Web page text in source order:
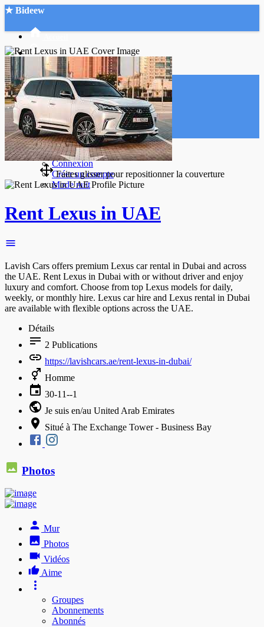
★ Bideew
Recherche Avancée
Mon compte
Connexion
Créer un compte
Mode nuit
Faites glisser pour repositionner la couverture
Rent Lexus in UAE
Lavish Cars offers premium Lexus car rental in Dubai and across
the UAE. Rent Lexus in Dubai with or without driver and enjoy
luxury and comfort. Choose from top Lexus models for daily,
weekly, or monthly hire. Lexus car hire and Lexus rental in Dubai
are available with flexible options across the UAE.
Détails
2 Publications
https://lavishcars.ae/rent-lexus-in-dubai/
Homme
30-11--1
Je suis en/au United Arab Emirates
Situé à The Exchange Tower - Business Bay
Photos
Mur
Photos
Vidéos
Aime
Groupes
Abonnements
Abonnés